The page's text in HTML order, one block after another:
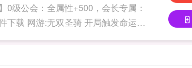
级公会：全属性+500，会长专属：